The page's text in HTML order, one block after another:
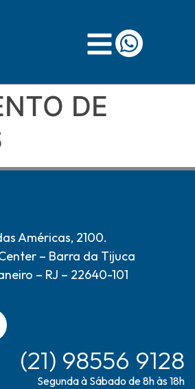
DE
Américas, 2100.
– Barra da Tijuca
– RJ – 22640-101
(21) 98556 9128
Segunda à Sábado de 8h às 18h